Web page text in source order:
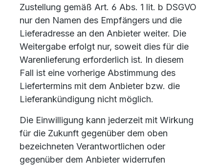
Zustellung gemäß Art. 6 Abs. 1 lit. b DSGVO
nur den Namen des Empfängers und die
Lieferadresse an den Anbieter weiter. Die
Weitergabe erfolgt nur, soweit dies für die
Warenlieferung erforderlich ist. In diesem
Fall ist eine vorherige Abstimmung des
Liefertermins mit dem Anbieter bzw. die
Lieferankündigung nicht möglich.
Die Einwilligung kann jederzeit mit Wirkung
für die Zukunft gegenüber dem oben
bezeichneten Verantwortlichen oder
gegenüber dem Anbieter widerrufen